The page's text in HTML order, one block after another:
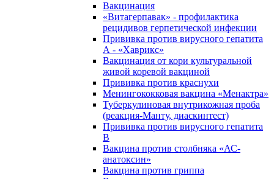
Вакцинация
«Витагерпавак» - профилактика
рецидивов герпетической инфекции
Прививка против вирусного гепатита
А - «Хаврикс»
Вакцинация от кори культуральной
живой коревой вакциной
Прививка против краснухи
Менингококковая вакцина «Менактра»
Туберкулиновая внутрикожная проба
(реакция-Манту, диаскинтест)
Прививка против вирусного гепатита
В
Вакцина против столбняка «АС-
анатоксин»
Вакцина против гриппа